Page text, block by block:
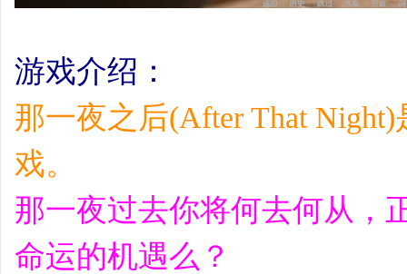
游戏介绍：
那一夜之后(After That
戏。
那一夜过去你将何去何从，
命运的机遇么？